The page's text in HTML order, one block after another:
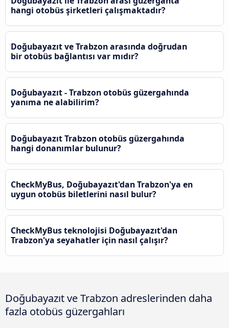
hangi otobüs şirketleri çalışmaktadır?
Doğubayazıt ve Trabzon arasında doğrudan
bir otobüs bağlantısı var mıdır?
Doğubayazıt - Trabzon otobüs güzergahında
yanıma ne alabilirim?
Doğubayazıt Trabzon otobüs güzergahında
hangi donanımlar bulunur?
CheckMyBus, Doğubayazıt'dan Trabzon'ya en
uygun otobüs biletlerini nasıl bulur?
CheckMyBus teknolojisi Doğubayazıt'dan
Trabzon'ya seyahatler için nasıl çalışır?
Doğubayazıt ve Trabzon adreslerinden daha
fazla otobüs güzergahları